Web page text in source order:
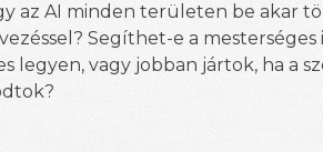
az AI minden területen be akar
Segíthet-e a
legyen, vagy jobban jártok, ha a